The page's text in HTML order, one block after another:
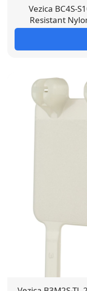
Vezica BC4S-
Resistant